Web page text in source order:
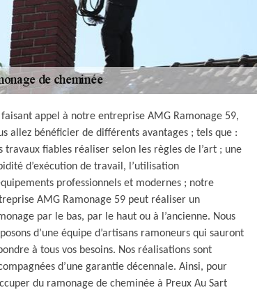
faisant appel à notre entreprise AMG Ramonage 59,
allez bénéficier de différents avantages ; tels que :
travaux fiables réaliser selon les règles de l’art ; une
d’exécution de travail, l’utilisation
professionnels et modernes ; notre
AMG Ramonage 59 peut réaliser un
par le bas, par le haut ou à l’ancienne. Nous
d’une équipe d’artisans ramoneurs qui sauront
à tous vos besoins. Nos réalisations sont
d’une garantie décennale. Ainsi, pour
du ramonage de cheminée à Preux Au Sart